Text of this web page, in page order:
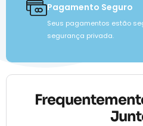
Pagamento Seguro
Seus pagamentos estão
segurança privada.